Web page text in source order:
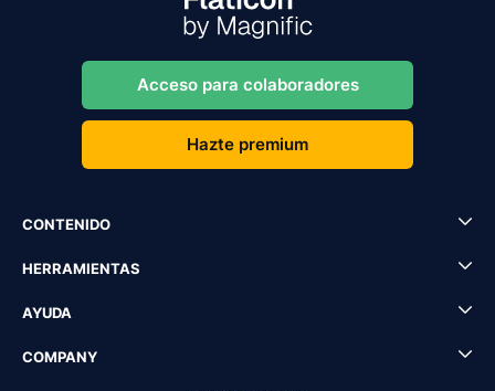
Acceso para colaboradores
Hazte premium
CONTENIDO
HERRAMIENTAS
AYUDA
COMPANY